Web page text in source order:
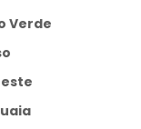
Verde